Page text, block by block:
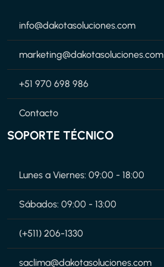
info@dakotasoluciones.com
marketing@dakotasoluciones.com
+51 970 698 986
Contacto
SOPORTE TÉCNICO
Lunes a Viernes: 09:00 - 18:00
Sábados: 09:00 - 13:00
(+511) 206-1330
saclima@dakotasoluciones.com